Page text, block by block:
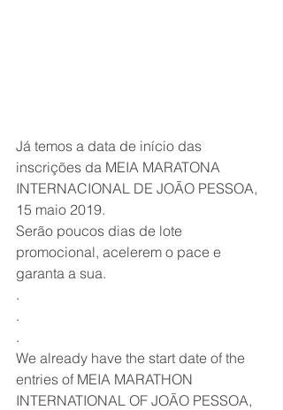
Já temos a data de início das
inscrições da MEIA MARATONA
INTERNACIONAL DE JOÃO PESSOA,
15 maio 2019.
Serão poucos dias de lote
promocional, acelerem o pace e
garanta a sua.
.
.
.
We already have the start date of the
entries of MEIA MARATHON
INTERNATIONAL OF JOÃO PESSOA,